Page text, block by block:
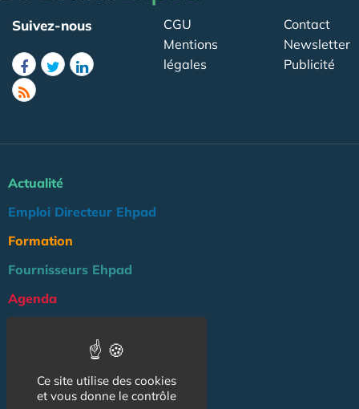
Suivez-nous
CGU
Mentions
légales
Contact
Newsletter
Publicité
Actualité
Emploi Directeur Ehpad
Formation
Fournisseurs Ehpad
Agenda
Groupe Maison de Retraite
Ce site utilise des cookies
et vous donne le contrôle